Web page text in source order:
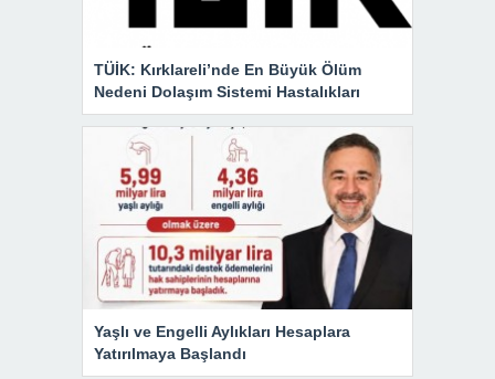
TÜİK: Kırklareli’nde En Büyük Ölüm
Nedeni Dolaşım Sistemi Hastalıkları
Yaşlı ve Engelli Aylıkları Hesaplara
Yatırılmaya Başlandı